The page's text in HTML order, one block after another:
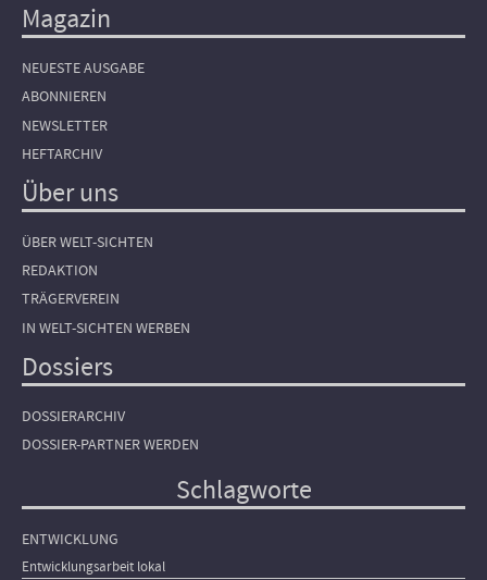
Magazin
NEUESTE AUSGABE
ABONNIEREN
NEWSLETTER
HEFTARCHIV
Über uns
ÜBER WELT-SICHTEN
REDAKTION
TRÄGERVEREIN
IN WELT-SICHTEN WERBEN
Dossiers
DOSSIERARCHIV
DOSSIER-PARTNER WERDEN
Schlagworte
ENTWICKLUNG
Entwicklungsarbeit lokal